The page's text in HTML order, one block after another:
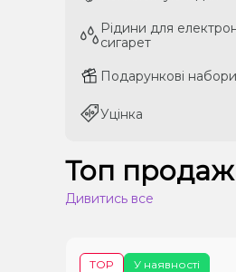
Рідини для
сигарет
Подарункові набори
Уцінка
Рідини для
сигарет
Подарункові набори
Уцінка
Топ
Дивитись все
У наявності
TOP